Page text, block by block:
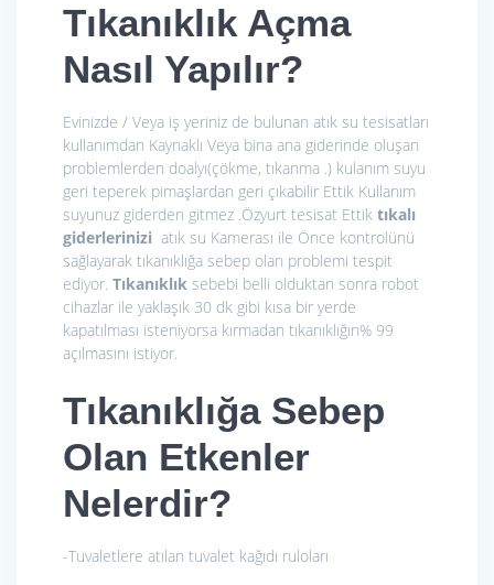
Tıkanıklık Açma
Nasıl Yapılır?
Evinizde / Veya iş yeriniz de bulunan atık su tesisatları
kullanımdan Kaynaklı Veya bina ana giderinde oluşan
problemlerden doalyı(çökme, tıkanma .) kulanım suyu
geri teperek pimaşlardan geri çıkabilir Ettik Kullanım
suyunuz giderden gitmez .Özyurt tesisat Ettik tıkalı
giderlerinizi atık su Kamerası ile Önce kontrolünü
sağlayarak tıkanıklığa sebep olan problemi tespit
ediyor. Tıkanıklık sebebi belli olduktan sonra robot
cihazlar ile yaklaşık 30 dk gibi kısa bir yerde
kapatılması isteniyorsa kırmadan tıkanıklığın% 99
açılmasını istiyor.
Tıkanıklığa Sebep
Olan Etkenler
Nelerdir?
-Tuvaletlere atılan tuvalet kağıdı ruloları